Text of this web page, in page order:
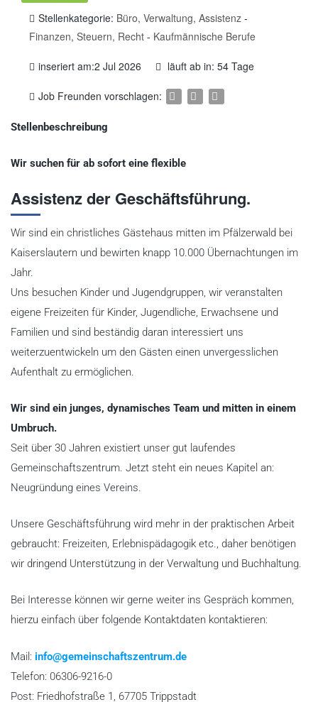
Stellenkategorie: Büro, Verwaltung, Assistenz -
Finanzen, Steuern, Recht - Kaufmännische Berufe
inseriert am:2 Jul 2026 läuft ab in: 54 Tage
Job Freunden vorschlagen:
Stellenbeschreibung
Wir suchen für ab sofort eine flexible
Assistenz der Geschäftsführung.
Wir sind ein christliches Gästehaus mitten im Pfälzerwald bei
Kaiserslautern und bewirten knapp 10.000 Übernachtungen im
Jahr.
Uns besuchen Kinder und Jugendgruppen, wir veranstalten
eigene Freizeiten für Kinder, Jugendliche, Erwachsene und
Familien und sind beständig daran interessiert uns
weiterzuentwickeln um den Gästen einen unvergesslichen
Aufenthalt zu ermöglichen.
Wir sind ein junges, dynamisches Team und mitten in einem
Umbruch.
Seit über 30 Jahren existiert unser gut laufendes
Gemeinschaftszentrum. Jetzt steht ein neues Kapitel an:
Neugründung eines Vereins.
Unsere Geschäftsführung wird mehr in der praktischen Arbeit
gebraucht: Freizeiten, Erlebnispädagogik etc., daher benötigen
wir dringend Unterstützung in der Verwaltung und Buchhaltung.
Bei Interesse können wir gerne weiter ins Gespräch kommen,
hierzu einfach über folgende Kontaktdaten kontaktieren:
Mail: info@gemeinschaftszentrum.de
Telefon: 06306-9216-0
Post: Friedhofstraße 1, 67705 Trippstadt